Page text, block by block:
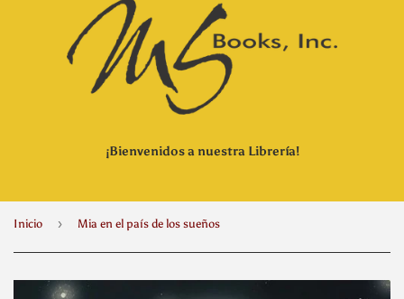
¡Bienvenidos a nuestra Librería!
Inicio › Mia en el país de los sueños